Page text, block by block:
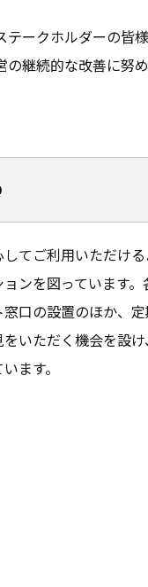
ークホルダーの皆
継続的な改善に努
てご利用いただけ
ンを図っています
口の設置のほか、
いただく機会を設
ます。